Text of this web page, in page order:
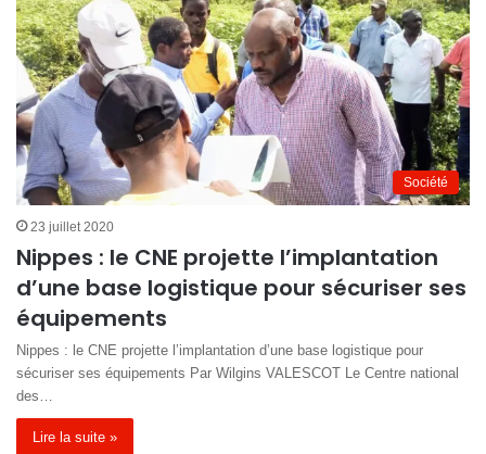
Société
23 juillet 2020
Nippes : le CNE projette l’implantation
d’une base logistique pour sécuriser ses
équipements
Nippes : le CNE projette l’implantation d’une base logistique pour
sécuriser ses équipements Par Wilgins VALESCOT Le Centre national
des…
Lire la suite »